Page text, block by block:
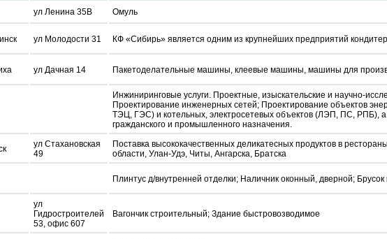
ул Ленина 35В Омуль
ул Молодости 31 КФ «Сибирь» является одним из крупнейших предприятий
ул Дачная 14 Пакетоделательные машины, клеевые машины, машины для
Инжиниринговые услуги. Проектные, изыскательские и научно-
Проектирование инженерных сетей; Проектирование объектов
ТЭЦ, ГЭС) и котельных, электросетевых объектов (ЛЭП, ПС, РПБ),
гражданского и промышленного назначения.
ул Стахановская
49
Поставка высококачественных деликатесных продуктов в
области, Улан-Удэ, Читы, Ангарска, Братска
Плинтус д/внутренней отделки; Наличник оконный, дверной;
ул
Гидростроителей
53, офис 607
Вагончик строительный; Здание быстровозводимое